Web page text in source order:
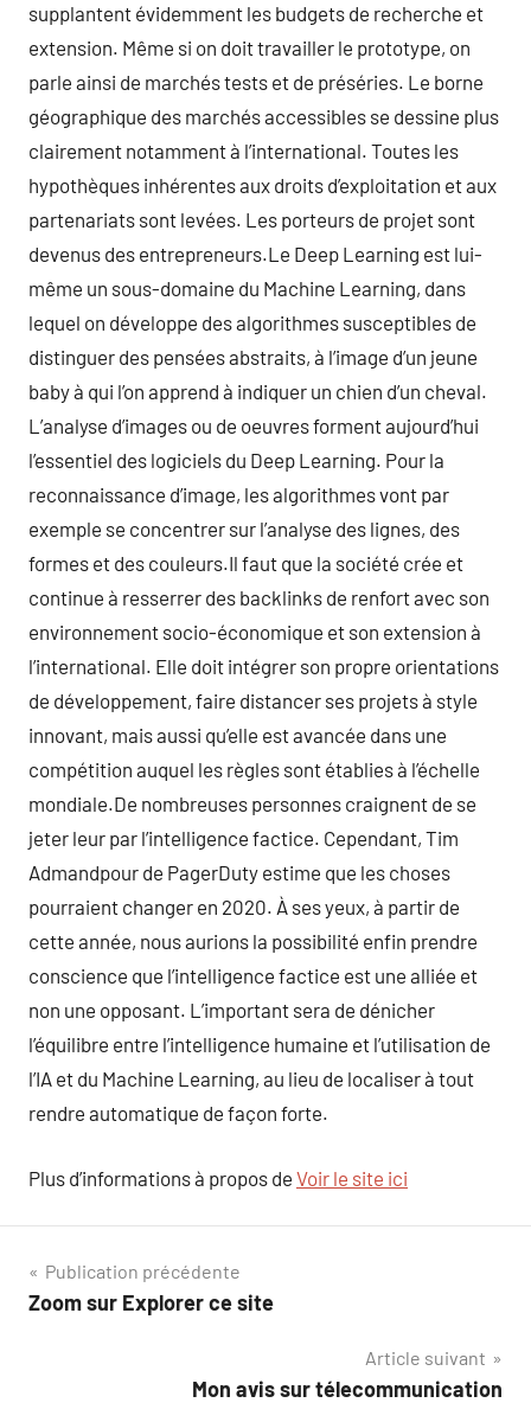
supplantent évidemment les budgets de recherche et
extension. Même si on doit travailler le prototype, on
parle ainsi de marchés tests et de préséries. Le borne
géographique des marchés accessibles se dessine plus
clairement notamment à l’international. Toutes les
hypothèques inhérentes aux droits d’exploitation et aux
partenariats sont levées. Les porteurs de projet sont
devenus des entrepreneurs.Le Deep Learning est lui-
même un sous-domaine du Machine Learning, dans
lequel on développe des algorithmes susceptibles de
distinguer des pensées abstraits, à l’image d’un jeune
baby à qui l’on apprend à indiquer un chien d’un cheval.
L’analyse d’images ou de oeuvres forment aujourd’hui
l’essentiel des logiciels du Deep Learning. Pour la
reconnaissance d’image, les algorithmes vont par
exemple se concentrer sur l’analyse des lignes, des
formes et des couleurs.Il faut que la société crée et
continue à resserrer des backlinks de renfort avec son
environnement socio-économique et son extension à
l’international. Elle doit intégrer son propre orientations
de développement, faire distancer ses projets à style
innovant, mais aussi qu’elle est avancée dans une
compétition auquel les règles sont établies à l’échelle
mondiale.De nombreuses personnes craignent de se
jeter leur par l’intelligence factice. Cependant, Tim
Admandpour de PagerDuty estime que les choses
pourraient changer en 2020. À ses yeux, à partir de
cette année, nous aurions la possibilité enfin prendre
conscience que l’intelligence factice est une alliée et
non une opposant. L’important sera de dénicher
l’équilibre entre l’intelligence humaine et l’utilisation de
l’IA et du Machine Learning, au lieu de localiser à tout
rendre automatique de façon forte.
Plus d’informations à propos de Voir le site ici
Navigation
de
Publication précédente
Zoom sur Explorer ce site
Article suivant
Mon avis sur télecommunication